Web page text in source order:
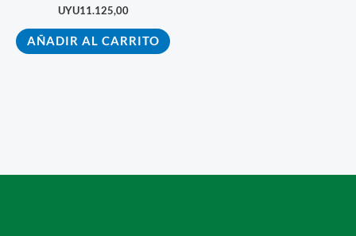
UYU11.125,00
AÑADIR AL CARRITO